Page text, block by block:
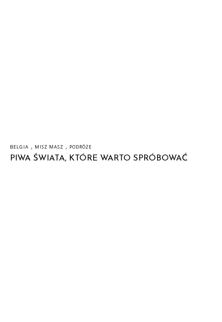
BELGIA , MISZ MASZ , PODRÓŻE
PIWA ŚWIATA, KTÓRE WARTO SPRÓBOWAĆ